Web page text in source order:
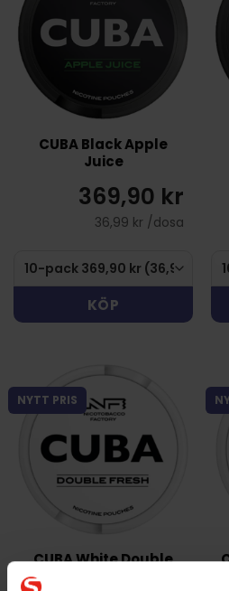
CUBA Black Apple
Juice
369,90 kr
36,99 kr /dosa
KÖP
NYTT PRIS
CUBA White Double